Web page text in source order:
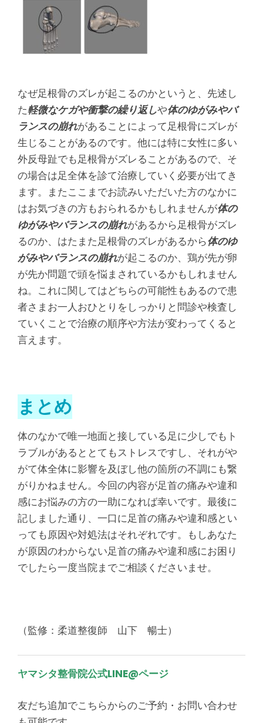
なぜ足根骨のズレが起こるのかというと、先述し
た軽微なケガや衝撃の繰り返しや体のゆがみやバ
ランスの崩れがあることによって足根骨にズレが
生じることがあるのです。他には特に女性に多い
外反母趾でも足根骨がズレることがあるので、そ
の場合は足全体を診て治療していく必要が出てき
ます。またここまでお読みいただいた方のなかに
はお気づきの方もおられるかもしれませんが体の
ゆがみやバランスの崩れがあるから足根骨がズレ
るのか、はたまた足根骨のズレがあるから体のゆ
がみやバランスの崩れが起こるのか、鶏が先が卵
が先か問題で頭を悩まされているかもしれません
ね。これに関してはどちらの可能性もあるので患
者さまお一人おひとりをしっかりと問診や検査し
ていくことで治療の順序や方法が変わってくると
言えます。
まとめ
体のなかで唯一地面と接している足に少しでもト
ラブルがあるととてもストレスですし、それがや
がて体全体に影響を及ぼし他の箇所の不調にも繋
がりかねません。今回の内容が足首の痛みや違和
感にお悩みの方の一助になれば幸いです。最後に
記しました通り、一口に足首の痛みや違和感とい
っても原因や対処法はそれぞれです。もしあなた
が原因のわからない足首の痛みや違和感にお困り
でしたら一度当院までご相談くださいませ。
（監修：柔道整復師 山下 暢士）
ヤマシタ整骨院公式LINE@ページ
友だち追加でこちらからのご予約・お問い合わせ